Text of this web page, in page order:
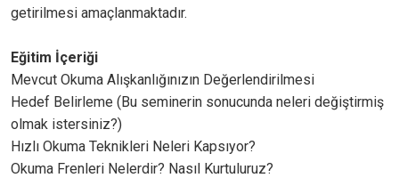
getirilmesi amaçlanmaktadır.
Eğitim İçeriği
Mevcut Okuma Alışkanlığınızın Değerlendirilmesi
Hedef Belirleme (Bu seminerin sonucunda neleri değiştirmiş
olmak istersiniz?)
Hızlı Okuma Teknikleri Neleri Kapsıyor?
Okuma Frenleri Nelerdir? Nasıl Kurtuluruz?